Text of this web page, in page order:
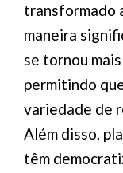
transformado
maneira
se tornou
permitindo
variedade de
Além disso,
têm